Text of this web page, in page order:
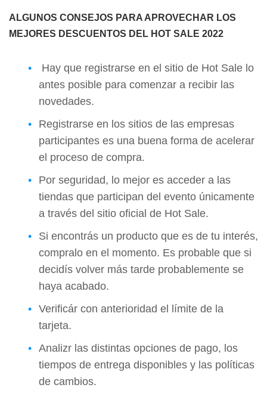
ALGUNOS CONSEJOS PARA APROVECHAR LOS
MEJORES DESCUENTOS DEL HOT SALE 2022
Hay que registrarse en el sitio de Hot Sale lo
antes posible para comenzar a recibir las
novedades.
Registrarse en los sitios de las empresas
participantes es una buena forma de acelerar
el proceso de compra.
Por seguridad, lo mejor es acceder a las
tiendas que participan del evento únicamente
a través del sitio oficial de Hot Sale.
Si encontrás un producto que es de tu interés,
compralo en el momento. Es probable que si
decidís volver más tarde probablemente se
haya acabado.
Verificár con anterioridad el límite de la
tarjeta.
Analizr las distintas opciones de pago, los
tiempos de entrega disponibles y las políticas
de cambios.